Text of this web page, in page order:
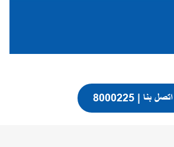
اتصل بنا | 8000225